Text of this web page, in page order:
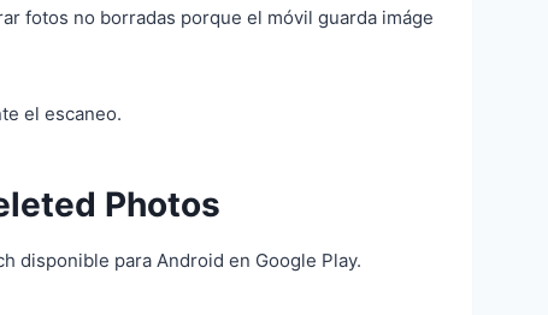
fotos no borradas porque el móvil guarda imáge
el escaneo.
Photos
disponible para Android en Google Play.